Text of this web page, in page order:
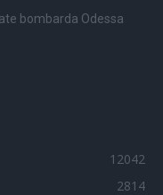
bombarda Odessa
12042
2814